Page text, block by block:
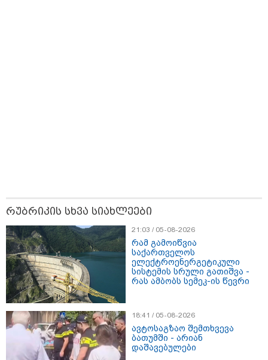
თბილისი - რომი 799.30 ლარიდან
მნიშვნელოვანი ინფორმაცია
რუბრიკის სხვა სიახლეები
21:03 / 05-08-2026
რამ გამოიწვია
საქართველოს
ელექტროენერგეტიკული
სისტემის სრული გათიშვა -
რას ამბობს სემეკ-ის წევრი
18:41 / 05-08-2026
ავტოსაგზაო შემთხვევა
ბათუმში - არიან
დაშავებულები